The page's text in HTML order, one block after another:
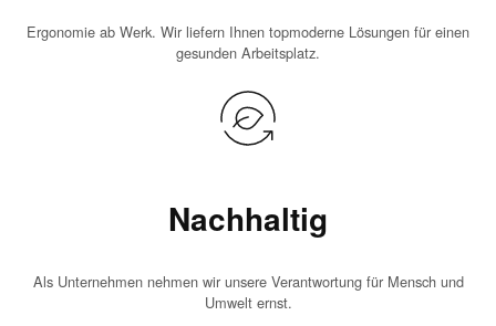
Ergonomie ab Werk. Wir liefern Ihnen topmoderne Lösungen für einen
gesunden Arbeitsplatz.
Nachhaltig
Als Unternehmen nehmen wir unsere Verantwortung für Mensch und
Umwelt ernst.